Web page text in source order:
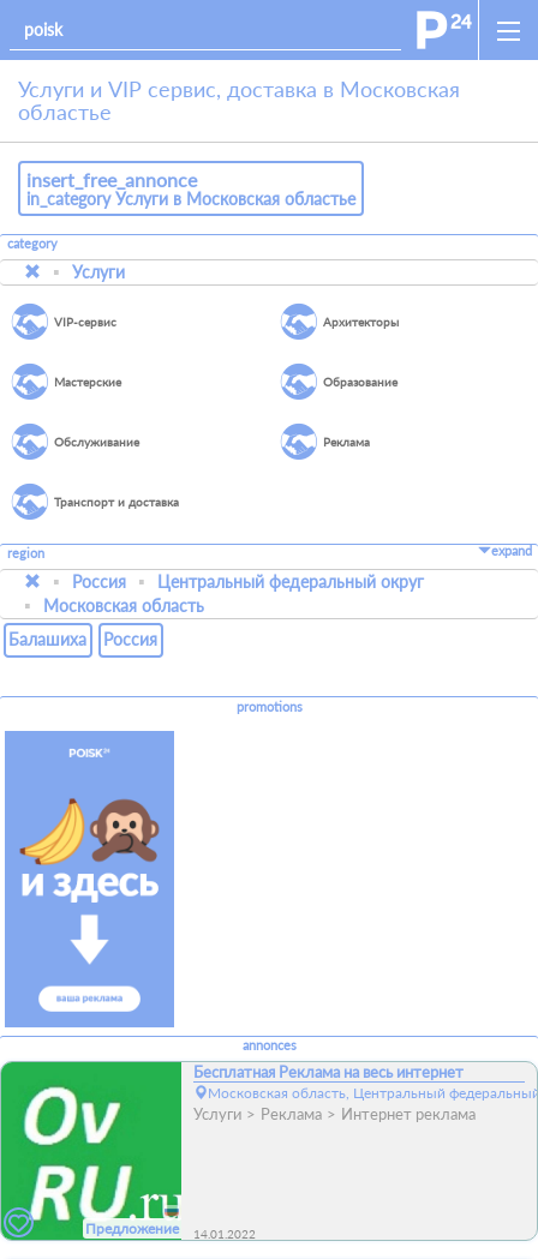
Услуги и VIP сервис, доставка в Московская
областье
insert_free_annonce
in_category Услуги в Московская областье
category
Услуги
VIP-сервис Архитекторы
Мастерские Образование
Обслуживание Реклама
Транспорт и доставка
region expand
Россия
Центральный федеральный округ
Московская область
Балашиха
Россия
promotions
annonces
Предложение
Бесплатная Реклама на весь интернет
Московская область, Центральный
Услуги Реклама Интернет реклама
14.01.2022